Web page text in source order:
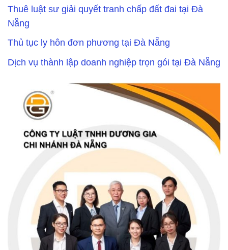
Thuê luật sư giải quyết tranh chấp đất đai tại Đà
Nẵng
Thủ tục ly hôn đơn phương tại Đà Nẵng
Dịch vụ thành lập doanh nghiệp trọn gói tại Đà Nẵng